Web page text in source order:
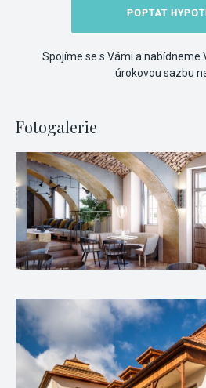
POPTAT
Spojíme se s Vámi a nabídneme
úrokovou sazbu
Fotogalerie